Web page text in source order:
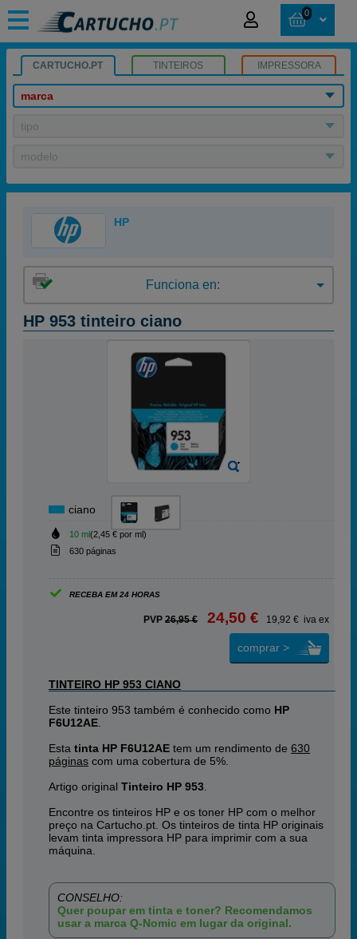
0
CARTUCHO.PT TINTEIROS IMPRESSORA
marca
tipo
modelo
HP
Funciona en:
HP 953 tinteiro ciano
ciano
10 ml(2,45 € por ml)
630 páginas
RECEBA EM 24 HORAS
PVP 26,95 € 24,50 € 19,92 € iva ex
comprar >
TINTEIRO HP 953 CIANO
Este tinteiro 953 também é conhecido como HP
F6U12AE
Esta tinta HP F6U12AE tem um rendimento de 630
páginas com uma cobertura de 5%.
Artigo original Tinteiro HP 953
Encontre os tinteiros HP e os toner HP com o melhor
preço na Cartucho.pt. Os tinteiros de tinta HP originais
levam tinta impressora HP para imprimir com a sua
máquina.
CONSELHO:
Quer poupar em tinta e toner? Recomendamos
usar a marca Q-Nomic em lugar da original.